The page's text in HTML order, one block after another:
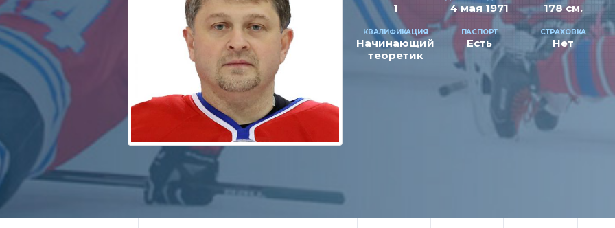
1 4 мая 1971 178 см.
КВАЛИФИКАЦИЯ
Начинающий
теоретик
ПАСПОРТ
Есть
СТРАХОВКА
Нет